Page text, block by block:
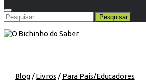
Pesquisar
por:
Blog/ Livros / Para Pais/Educadores